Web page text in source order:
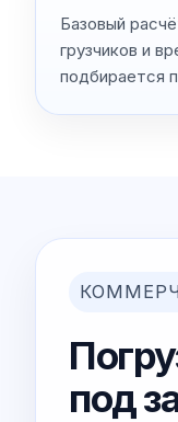
Базовый
грузчиков и
подбирается
под